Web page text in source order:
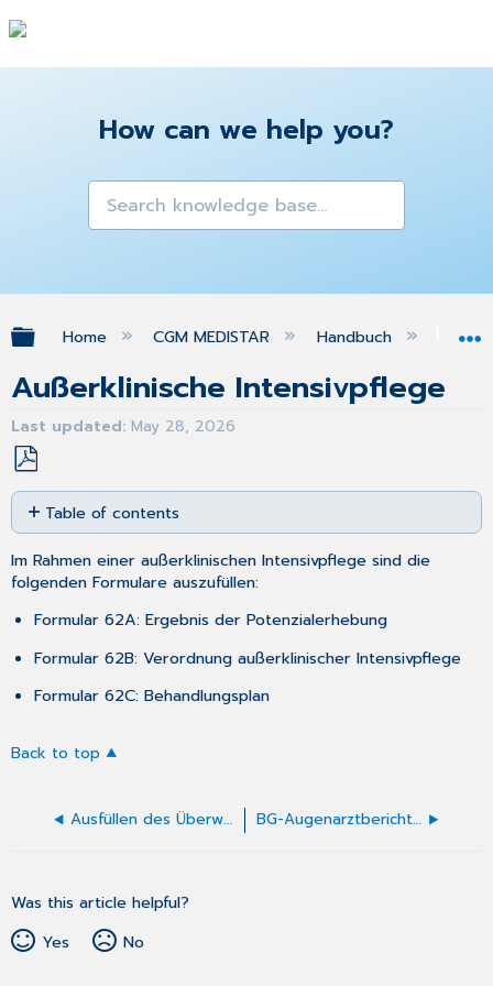
How can we help you?
Expand/collapse global hierarchy
Home CGM MEDISTAR Handbuch
Außerklinische Intensivpflege
Last updated May 28, 2026
Save
as
PDF
Table of contents
No
headers
Im Rahmen einer außerklinischen Intensivpflege sind die
folgenden Formulare auszufüllen:
Formular 62A: Ergebnis der Potenzialerhebung
Formular 62B: Verordnung außerklinischer Intensivpflege
Formular 62C: Behandlungsplan
Back to top
Ausfüllen des Überweisungsscheins für in-vitro-diagnostische Auftragsleistungen BG-Augenarztbericht (F1030)
Was this article helpful?
Yes
No